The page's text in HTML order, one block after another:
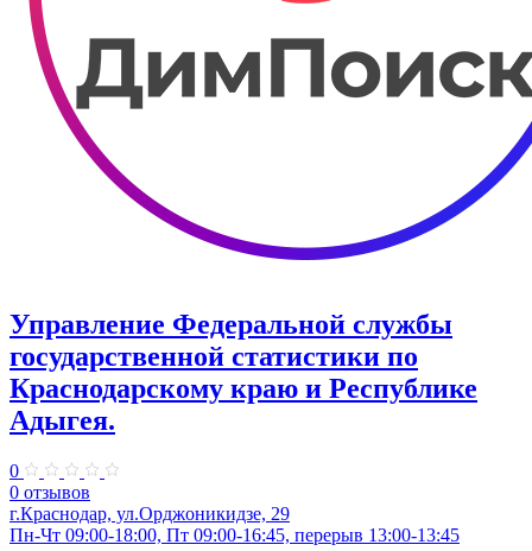
Управление Федеральной службы
государственной статистики по
Краснодарскому краю и Республике
Адыгея.
0
0 отзывов
г.Краснодар, ул.​Орджоникидзе, 29
Пн-Чт 09:00-18:00, Пт 09:00-16:45, перерыв 13:00-13:45